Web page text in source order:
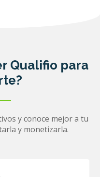
Qualifio para
y conoce mejor a tu
y monetizarla.